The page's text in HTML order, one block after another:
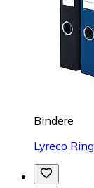
Bindere
Lyreco